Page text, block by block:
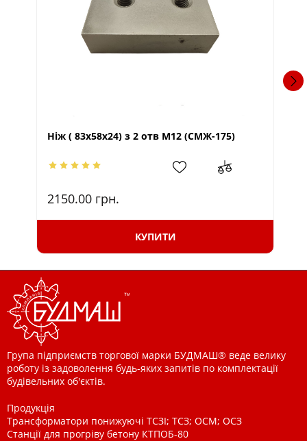
Ніж ( 83х58х24) з 2 отв М12 (СМЖ-175)
2150.00 грн.
КУПИТИ
Група підприємств торгової марки БУДМАШ® веде велику
роботу із задоволення будь-яких запитів по комплектації
будівельних об'єктів.
Продукція
Трансформатори понижуючі ТСЗІ; ТСЗ; ОСМ; ОСЗ
Станції для прогріву бетону КТПОБ-80